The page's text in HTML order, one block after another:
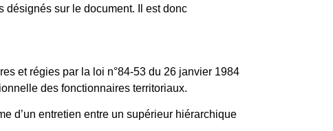
désignés sur le document. Il est donc
et régies par la loi n°84-53 du 26 janvier 1984
des fonctionnaires territoriaux.
d’un entretien entre un supérieur hiérarchique